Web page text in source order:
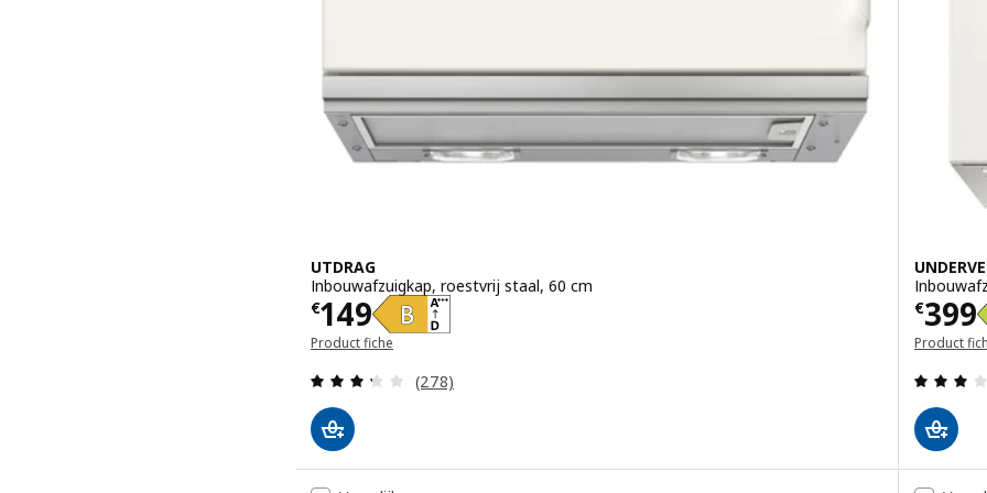
UTDRAG
Inbouwafzuigkap, roestvrij staal, 60 cm
€149
Prijs € 149
Product fiche
Beoordeling: 3.3 van 5 sterren. Totaal beoordelingen:
(278)
€399
Prijs
Product